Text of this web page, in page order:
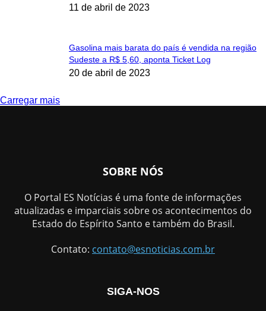
11 de abril de 2023
Gasolina mais barata do país é vendida na região
Sudeste a R$ 5,60, aponta Ticket Log
20 de abril de 2023
Carregar mais
SOBRE NÓS
O Portal ES Notícias é uma fonte de informações
atualizadas e imparciais sobre os acontecimentos do
Estado do Espírito Santo e também do Brasil.
Contato: contato@esnoticias.com.br
SIGA-NOS